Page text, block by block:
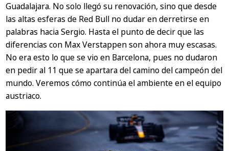
Guadalajara. No solo llegó su renovación, sino que desde
las altas esferas de Red Bull no dudar en derretirse en
palabras hacia Sergio. Hasta el punto de decir que las
diferencias con Max Verstappen son ahora muy escasas.
No era esto lo que se vio en Barcelona, pues no dudaron
en pedir al 11 que se apartara del camino del campeón del
mundo. Veremos cómo continúa el ambiente en el equipo
austriaco.